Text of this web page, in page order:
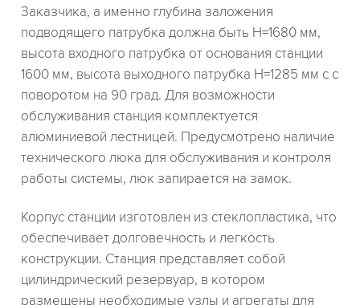
Заказчика, а именно глубина заложения
подводящего патрубка должна быть Н=1680 мм,
высота входного патрубка от основания станции
1600 мм, высота выходного патрубка Н=1285 мм с с
поворотом на 90 град. Для возможности
обслуживания станция комплектуется
алюминиевой лестницей. Предусмотрено наличие
технического люка для обслуживания и контроля
работы системы, люк запирается на замок.
Корпус станции изготовлен из стеклопластика, что
обеспечивает долговечность и легкость
конструкции. Станция представляет собой
цилиндрический резервуар, в котором
размещены необходимые узлы и агрегаты для